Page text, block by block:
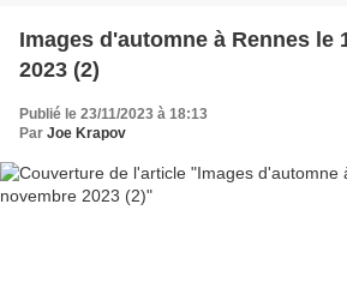
Images d'automne à Rennes le 19 novembre
2023 (2)
Publié le 23/11/2023 à 18:13
Par Joe Krapov